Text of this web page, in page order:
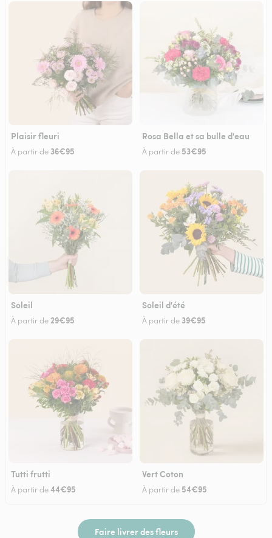
Plaisir fleuri
À partir de 36€95
Rosa Bella et sa bulle d'eau
À partir de 53€95
Soleil
À partir de29€95
Soleil d'été
À partir de 39€95
Tutti frutti
À partir de44€95
Vert Coton
À partir de 54€95
Faire livrer des fleurs